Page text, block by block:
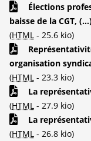
Élections
baisse de la CGT,
(HTML - 25.6 kio)
organisation
(HTML - 23.3 kio)
La
(HTML - 27.9 kio)
La
(HTML - 26.8 kio)